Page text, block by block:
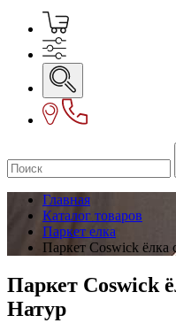
Главная
Каталог товаров
Паркет елка
Паркет Coswick ёлка
Паркет Coswick
Натур